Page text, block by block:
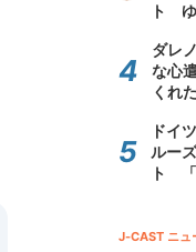
ト
ダレ
な心
くれ
ドイ
ルー
ト 「
J-CAST ニュ